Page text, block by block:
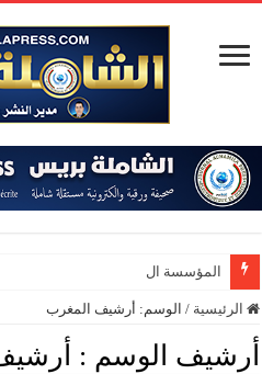
المؤسسة الدبلوماسية
الرئيسية / الوسم: أرشيف المغرب
أرشيف الوسم :